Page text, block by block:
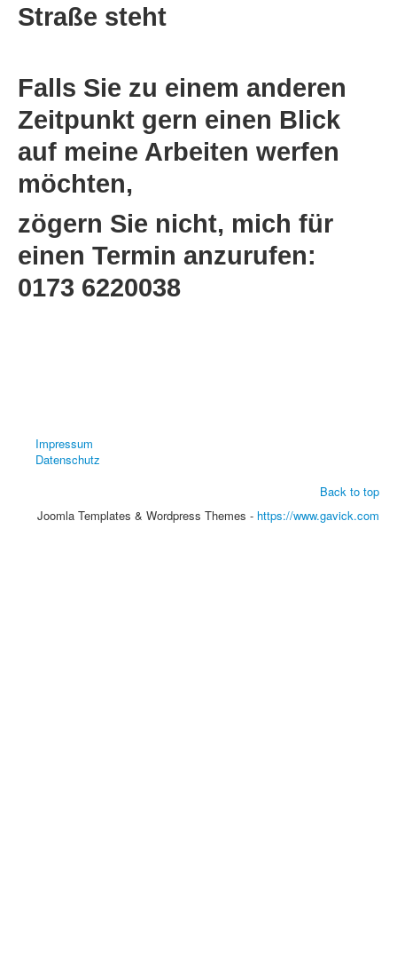
Straße steht
Falls Sie zu einem anderen
Zeitpunkt gern einen Blick
auf meine Arbeiten werfen
möchten,
zögern Sie nicht, mich für
einen Termin anzurufen:
0173 6220038
Impressum
Datenschutz
Back to top
Joomla Templates & Wordpress Themes - https://www.gavick.com